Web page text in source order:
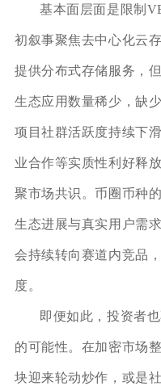
基本面层面是限制
初叙事聚焦去中心化云
提供分布式存储服务，
生态应用数量稀少，缺
项目社群活跃度持续下
业合作等实质性利好释
聚市场共识。币圈币种
生态进展与真实用户需
会持续转向赛道内竞品
度。
即便如此，投资者
的可能性。在加密市场
块迎来轮动炒作，或是